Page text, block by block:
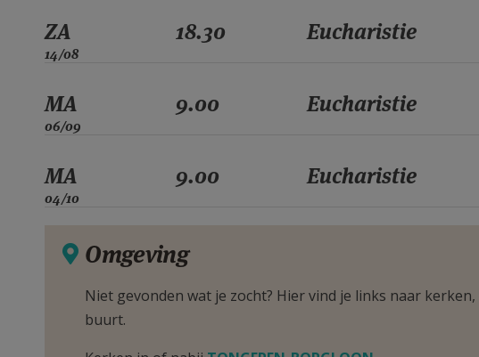
ZA
14/08
18.30 Eucharistie
MA
06/09
9.00 Eucharistie
MA
04/10
9.00 Eucharistie
Omgeving
Niet gevonden wat je zocht? Hier vind je links naar
buurt.